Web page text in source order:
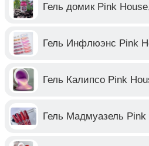
Гель домик Pink
Гель Инфлюэнс Pink
Гель Калипсо Pink
Гель Мадмуазель Pink